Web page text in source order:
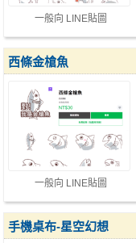
一般向 LINE貼圖
一般向 LINE貼圖
西條金槍魚
手機桌布-星空幻想